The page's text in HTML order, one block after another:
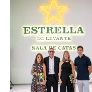
Sin leyenda